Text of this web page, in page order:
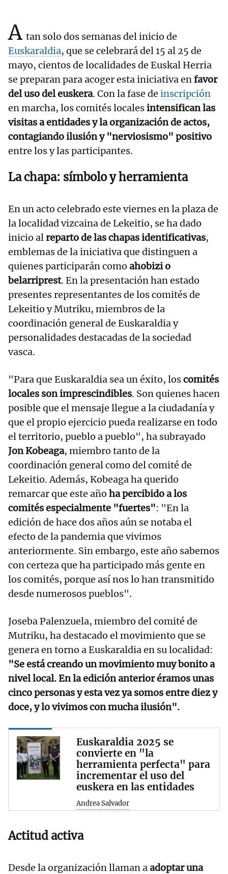
A tan solo dos semanas del inicio de
Euskaraldia, que se celebrará del 15 al 25 de
mayo, cientos de localidades de Euskal Herria
se preparan para acoger esta iniciativa enfavor
del uso del euskera. Con la fase de inscripción
en marcha, los comités localesintensifican las
visitas a entidades y la organización de actos,
contagiando ilusión y "nerviosismo" positivo
entre los y las participantes.
La chapa: símbolo y herramienta
En un acto celebrado este viernes en la plaza de
la localidad vizcaina de Lekeitio, se ha dado
inicio alreparto de las chapas identificativas,
emblemas de la iniciativa que distinguen a
quienes participarán como ahobizi o
belarriprest. En la presentación han estado
presentes representantes de los comités de
Lekeitio y Mutriku, miembros de la
coordinación general de Euskaraldia y
personalidades destacadas de la sociedad
vasca.
"Para que Euskaraldia sea un éxito, loscomités
locales son imprescindibles. Son quienes hacen
posible que el mensaje llegue a la ciudadanía y
que el propio ejercicio pueda realizarse en todo
el territorio, pueblo a pueblo", ha subrayado
Jon Kobeaga, miembro tanto de la
coordinación general como del comité de
Lekeitio. Además, Kobeaga ha querido
remarcar que este año ha percibido a los
comités especialmente "fuertes": "En la
edición de hace dos años aún se notaba el
efecto de la pandemia que vivimos
anteriormente. Sin embargo, este año sabemos
con certeza que ha participado más gente en
los comités, porque así nos lo han transmitido
desde numerosos pueblos".
Joseba Palenzuela, miembro del comité de
Mutriku, ha destacado el movimiento que se
genera en torno a Euskaraldia en su localidad:
"Se está creando un movimiento muy bonito a
nivel local. En la edición anterior éramos unas
cinco personas y esta vez ya somos entre diez y
doce, y lo vivimos con mucha ilusión".
Euskaraldia 2025 se
convierte en "la
herramienta perfecta" para
incrementar el uso del
euskera en las entidades
Andrea Salvador
Actitud activa
Desde la organización llaman aadoptar una